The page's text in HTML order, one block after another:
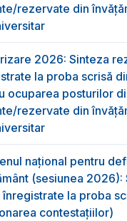
rezervate din
2026: Sinteza
la proba scrisă
ocuparea posturilor
rezervate din
național pentru
(sesiunea
la proba
contestațiilor)